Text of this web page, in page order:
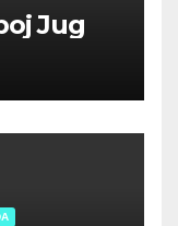
Jug